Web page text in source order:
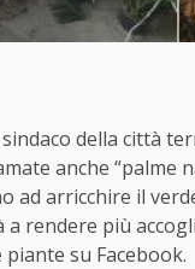
della città
anche “palme
arricchire il
rendere più
su Facebook.